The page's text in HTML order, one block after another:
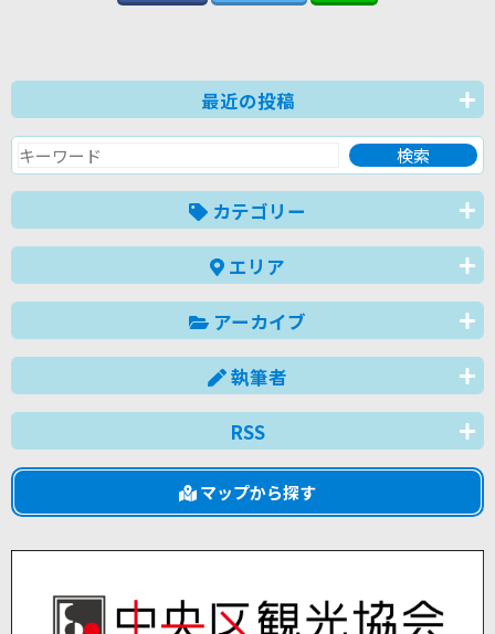
最近の投稿
カテゴリー
エリア
アーカイブ
執筆者
RSS
マップから探す